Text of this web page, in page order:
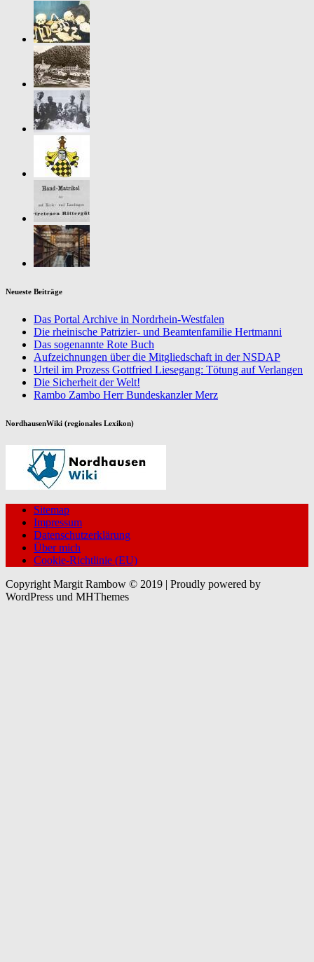
Neueste Beiträge
Das Portal Archive in Nordrhein-Westfalen
Die rheinische Patrizier- und Beamtenfamilie Hertmanni
Das sogenannte Rote Buch
Aufzeichnungen über die Mitgliedschaft in der NSDAP
Urteil im Prozess Gottfried Liesegang: Tötung auf Verlangen
Die Sicherheit der Welt!
Rambo Zambo Herr Bundeskanzler Merz
NordhausenWiki (regionales Lexikon)
Sitemap
Impressum
Datenschutzerklärung
Über mich
Cookie-Richtlinie (EU)
Copyright Margit Rambow © 2019 | Proudly powered by
WordPress und MHThemes